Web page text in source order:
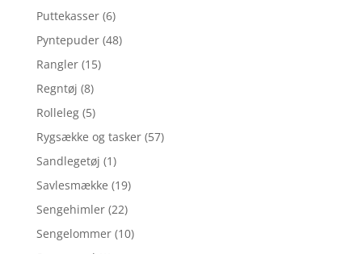
Puttekasser (6)
Pyntepuder (48)
Rangler (15)
Regntøj (8)
Rolleleg (5)
Rygsække og tasker (57)
Sandlegetøj (1)
Savlesmække (19)
Sengehimler (22)
Sengelommer (10)